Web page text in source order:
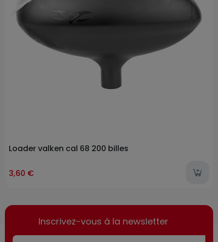
Loader valken cal 68 200 billes
3,60 €
Inscrivez-vous à la newsletter